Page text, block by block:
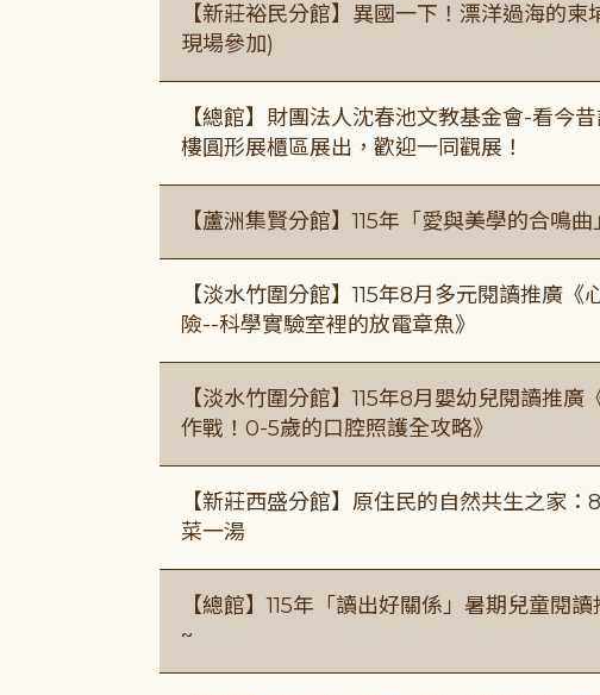
【新莊裕民分館】異國一下！漂洋過海的
現場參加)
【總館】財團法人沈春池文教基金會-看今
樓圓形展櫃區展出，歡迎一同觀展！
【蘆洲集賢分館】115年「愛與美學的合鳴
【淡水竹圍分館】115年8月多元閱讀推廣
險--科學實驗室裡的放電章魚》
【淡水竹圍分館】115年8月嬰幼兒閱讀推
作戰！0-5歲的口腔照護全攻略》
【新莊西盛分館】原住民的自然共生之家
菜一湯
【總館】115年「讀出好關係」暑期兒童閱
~